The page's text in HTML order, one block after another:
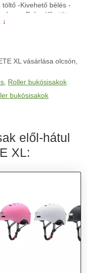
-Kivehető bélés -
-Puha állbetét
szellőzőnyílások -Első
lassú pulzáló/gyors
XL vásárlása olcsón,
Roller bukósisakok
bukósisakok
elől-hátul
XL: